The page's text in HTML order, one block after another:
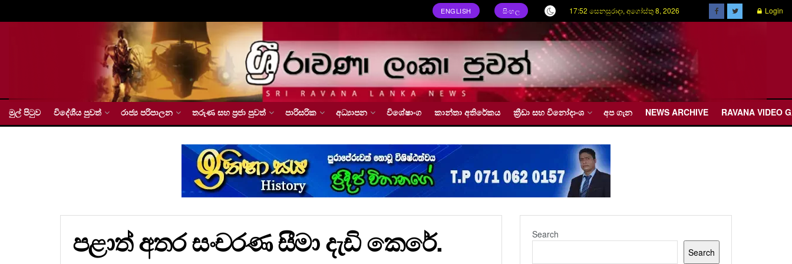
ENGLISH සිංහල 17:52 සෙනසුරාදා, අගෝස්තු 8, 2026 Login
මුල් පිටුව විදේශීය පුවත් රාජ්‍ය පරිපාලන තරුණ සහ ප්‍රජා පුවත් පාරිසරික අධ්‍යාපන විශේෂාංග කාන්තා අතිරේකය ක්‍රීඩා සහ විනෝදාංශ අප ගැන NEWS ARCHIVE RAVANA VIDEO
පළාත් අතර සංචරණ සීමා දැඩි කෙරේ.
Search
Search